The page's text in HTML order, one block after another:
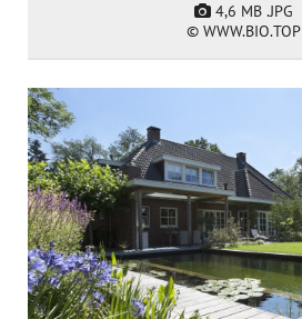
4,6 MB .JPG
© WWW.BIO.TOP